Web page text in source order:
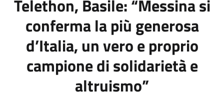
Telethon, Basile: “Messina si
conferma la più generosa
d’Italia, un vero e proprio
campione di solidarietà e
altruismo”